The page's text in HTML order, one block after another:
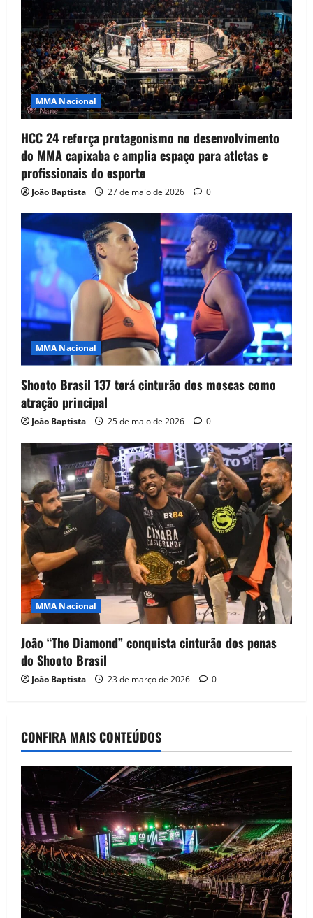
MMA Nacional
HCC 24 reforça protagonismo no desenvolvimento
do MMA capixaba e amplia espaço para atletas e
profissionais do esporte
João Baptista 27 de maio de 2026 0
MMA Nacional
Shooto Brasil 137 terá cinturão dos moscas como
atração principal
João Baptista 25 de maio de 2026 0
MMA Nacional
João “The Diamond” conquista cinturão dos penas
do Shooto Brasil
João Baptista 23 de março de 2026 0
CONFIRA MAIS CONTEÚDOS